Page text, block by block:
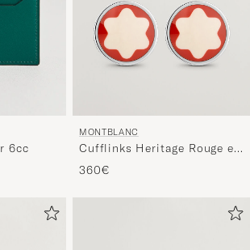
6cc
MONTBLANC
Cufflinks Heritage Rouge et
Noir
360€